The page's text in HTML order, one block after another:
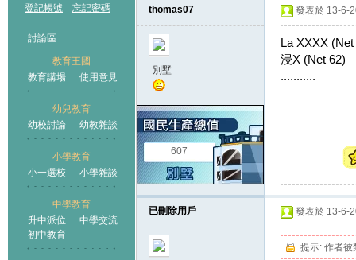
登記帳號 忘記密碼
討論區
教育王國
教育講場
使用意見
幼兒教育
幼校討論
幼教雜談
小學教育
小一選校
小學雜談
中學教育
升中派位
中學交流
初中教育
王國
thomas07
別墅
607
發表於 13-6-
La XXXX (Net
浸X (Net 62)
...........
已刪除用戶 發表於 13-6-
提示: 作者被